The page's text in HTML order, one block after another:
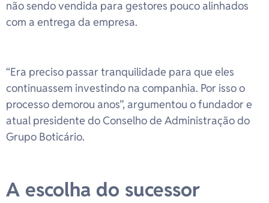
não sendo vendida para gestores pouco alinhados
com a entrega da empresa.
“Era preciso passar tranquilidade para que eles
continuassem investindo na companhia. Por isso o
processo demorou anos”, argumentou o fundador e
atual presidente do Conselho de Administração do
Grupo Boticário.
A escolha do sucessor